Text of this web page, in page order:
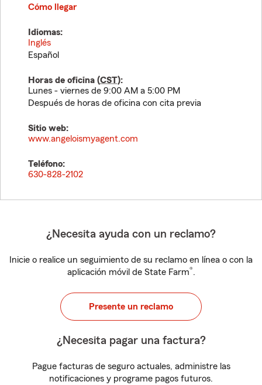
Cómo llegar
Idiomas:
Inglés
Español
Horas de oficina (CST):
Lunes - viernes de 9:00 AM a 5:00 PM
Después de horas de oficina con cita previa
Sitio web:
www.angeloismyagent.com
Teléfono:
630-828-2102
¿Necesita ayuda con un reclamo?
Inicie o realice un seguimiento de su reclamo en línea o con la
aplicación móvil de State Farm®.
Presente un reclamo
¿Necesita pagar una factura?
Pague facturas de seguro actuales, administre las
notificaciones y programe pagos futuros.